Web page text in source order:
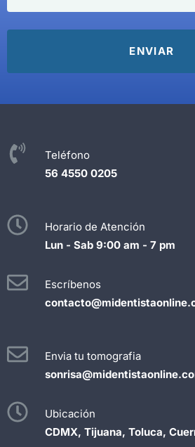
Teléfono
56 4550 0205
Horario de Atención
Lun - Sab 9:00 am - 7 pm
Escríbenos
Envia tu tomografia
Ubicación
CDMX, Tijuana, Toluca,